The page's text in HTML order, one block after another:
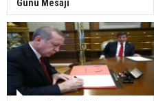
Günü Mesajı